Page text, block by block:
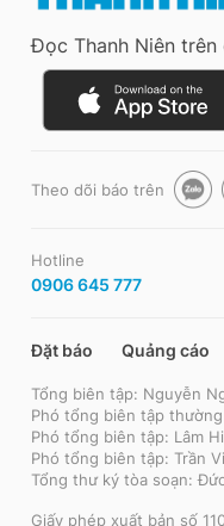
Đọc Thanh Niên trên
Theo dõi báo trên
Hotline
0906 645 777
Đặt báo Quảng cáo
Tổng biên tập: Nguyễn
Phó tổng biên tập
Phó tổng biên tập: Lâm
Phó tổng biên tập: Trần
Tổng thư ký tòa soạn:
Giấy phép xuất bản số